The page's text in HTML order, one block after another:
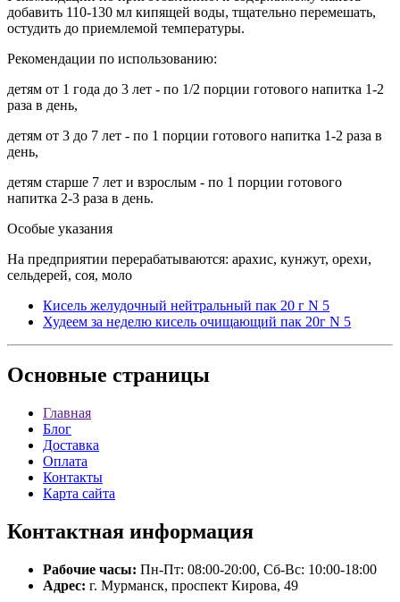
добавить 110-130 мл кипящей воды, тщательно перемешать,
остудить до приемлемой температуры.
Рекомендации по использованию:
детям от 1 года до 3 лет - по 1/2 порции готового напитка 1-2
раза в день,
детям от 3 до 7 лет - по 1 порции готового напитка 1-2 раза в
день,
детям старше 7 лет и взрослым - по 1 порции готового
напитка 2-3 раза в день.
Особые указания
На предприятии перерабатываются: арахис, кунжут, орехи,
сельдерей, соя, моло
Кисель желудочный нейтральный пак 20 г N 5
Худеем за неделю кисель очищающий пак 20г N 5
Основные страницы
Главная
Блог
Доставка
Оплата
Контакты
Карта сайта
Контактная информация
Рабочие часы: Пн-Пт: 08:00-20:00, Сб-Вс: 10:00-18:00
Адрес: г. Мурманск, проспект Кирова, 49